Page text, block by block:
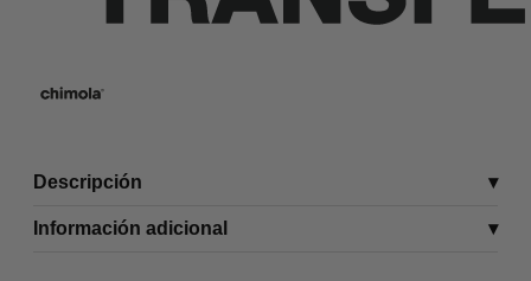
Descripción
Información adicional